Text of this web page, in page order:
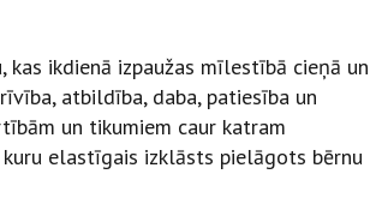
kas ikdienā izpaužas mīlestībā cieņā un
atbildība, daba, patiesība un
un tikumiem caur katram
elastīgais izklāsts pielāgots bērnu